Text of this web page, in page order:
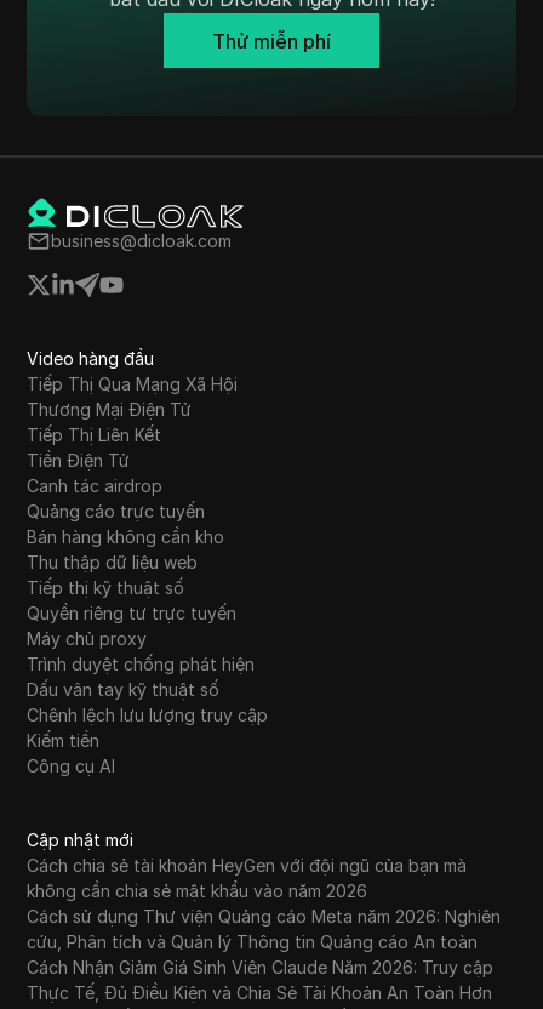
Thử miễn phí
business@dicloak.com
Video hàng đầu
Tiếp Thị Qua Mạng Xã Hội
Thương Mại Điện Tử
Tiếp Thị Liên Kết
Tiền Điện Tử
Canh tác airdrop
Quảng cáo trực tuyến
Bán hàng không cần kho
Thu thập dữ liệu web
Tiếp thị kỹ thuật số
Quyền riêng tư trực tuyến
Máy chủ proxy
Trình duyệt chống phát hiện
Dấu vân tay kỹ thuật số
Chênh lệch lưu lượng truy cập
Kiếm tiền
Công cụ AI
Cập nhật mới
Cách chia sẻ tài khoản HeyGen với đội ngũ của bạn mà
không cần chia sẻ mật khẩu vào năm 2026
Cách sử dụng Thư viện Quảng cáo Meta năm 2026: Nghiên
cứu, Phân tích và Quản lý Thông tin Quảng cáo An toàn
Cách Nhận Giảm Giá Sinh Viên Claude Năm 2026: Truy cập
Thực Tế, Đủ Điều Kiện và Chia Sẻ Tài Khoản An Toàn Hơn